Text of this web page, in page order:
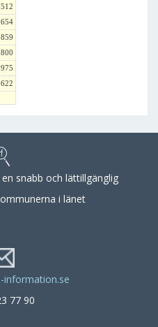
512
654
859
800
975
622
snabb och lättillgänglig
i länet
information.se
77 90